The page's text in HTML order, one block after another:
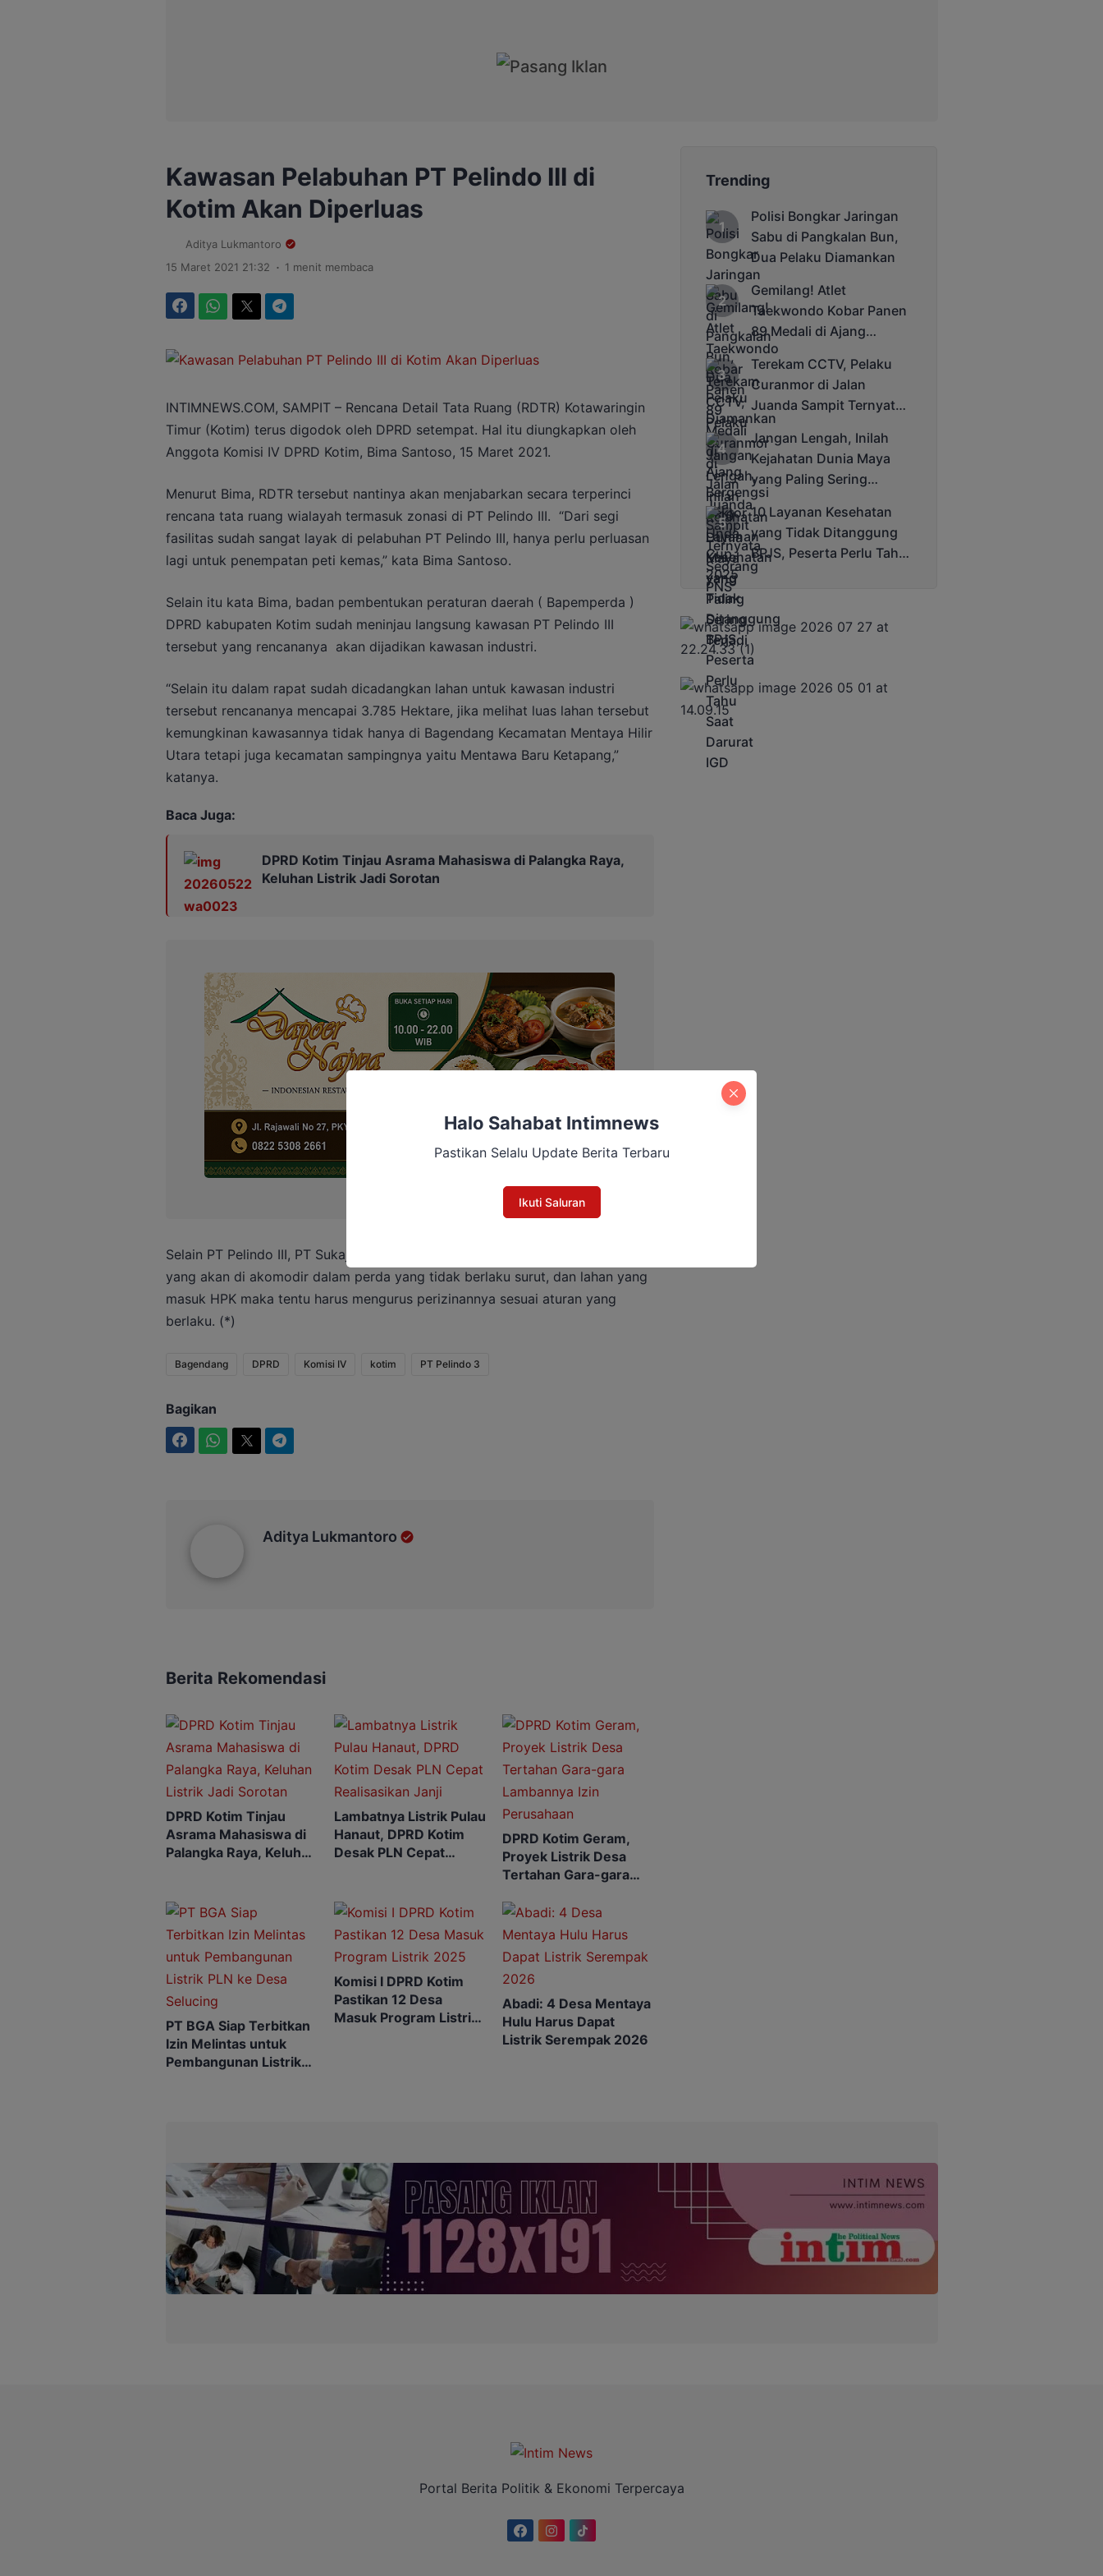
Kawasan Pelabuhan PT Pelindo III di
Kotim Akan Diperluas
Aditya Lukmantoro
15 Maret 2021 21:32 . 1 menit membaca
INTIMNEWS.COM, SAMPIT – Rencana Detail Tata Ruang (RDTR) Kotawaringin
Timur (Kotim) terus digodok oleh DPRD setempat. Hal itu diungkapkan oleh
Anggota Komisi IV DPRD Kotim, Bima Santoso, 15 Maret 2021.
Menurut Bima, RDTR tersebut nantinya akan menjabarkan secara terperinci
rencana tata ruang wialayah termasuk zonasi di PT Pelindo III. “Dari segi
fasilitas sudah sangat layak di pelabuhan PT Pelindo III, hanya perlu perluasan
lagi untuk penempatan peti kemas,” kata Bima Santoso.
Selain itu kata Bima, badan pembentukan peraturan daerah ( Bapemperda )
DPRD kabupaten Kotim sudah meninjau langsung kawasan PT Pelindo III
tersebut yang rencananya akan dijadikan kawasan industri.
“Selain itu dalam rapat sudah dicadangkan lahan untuk kawasan industri
tersebut rencananya mencapai 3.785 Hektare, jika melihat luas lahan tersebut
kemungkinan kawasannya tidak hanya di Bagendang Kecamatan Mentaya Hilir
Utara tetapi juga kecamatan sampingnya yaitu Mentawa Baru Ketapang,”
katanya.
Baca Juga:
DPRD Kotim Tinjau Asrama Mahasiswa di Palangka Raya,
Keluhan Listrik Jadi Sorotan
Selain PT Pelindo III, PT Sukajadi dan pabrik roti yang memang sudah ada
yang akan di akomodir dalam perda yang tidak berlaku surut, dan lahan yang
masuk HPK maka tentu harus mengurus perizinannya sesuai aturan yang
berlaku. (*)
Bagendang DPRD Komisi IV kotim PT Pelindo 3
Bagikan
Aditya Lukmantoro
Berita Rekomendasi
DPRD Kotim Tinjau
Asrama Mahasiswa di
Palangka Raya, Keluhan
Lambatnya Listrik Pulau
Hanaut, DPRD Kotim
Desak PLN Cepat
DPRD Kotim Geram,
Proyek Listrik Desa
Tertahan Gara-gara
Perusahaan
PT BGA Siap Terbitkan
Izin Melintas untuk
Pembangunan Listrik
Komisi I DPRD Kotim
Pastikan 12 Desa
Masuk Program Listrik
Abadi: 4 Desa Mentaya
Hulu Harus Dapat
Listrik Serempak 2026
Trending
Polisi Bongkar Jaringan
Sabu di Pangkalan Bun,
Dua Pelaku Diamankan
Gemilang! Atlet
Taekwondo Kobar Panen
89 Medali di Ajang
Bergengsi Rektor Unda
Cup 2025
Terekam CCTV, Pelaku
Curanmor di Jalan
Juanda Sampit Ternyata
Seorang PNS
Jangan Lengah, Inilah
Kejahatan Dunia Maya
yang Paling Sering
Terjadi
10 Layanan Kesehatan
yang Tidak Ditanggung
BPJS, Peserta Perlu Tahu
Saat Darurat IGD
Portal Berita Politik & Ekonomi Terpercaya
Halo Sahabat Intimnews
Pastikan Selalu Update Berita Terbaru
Ikuti Saluran